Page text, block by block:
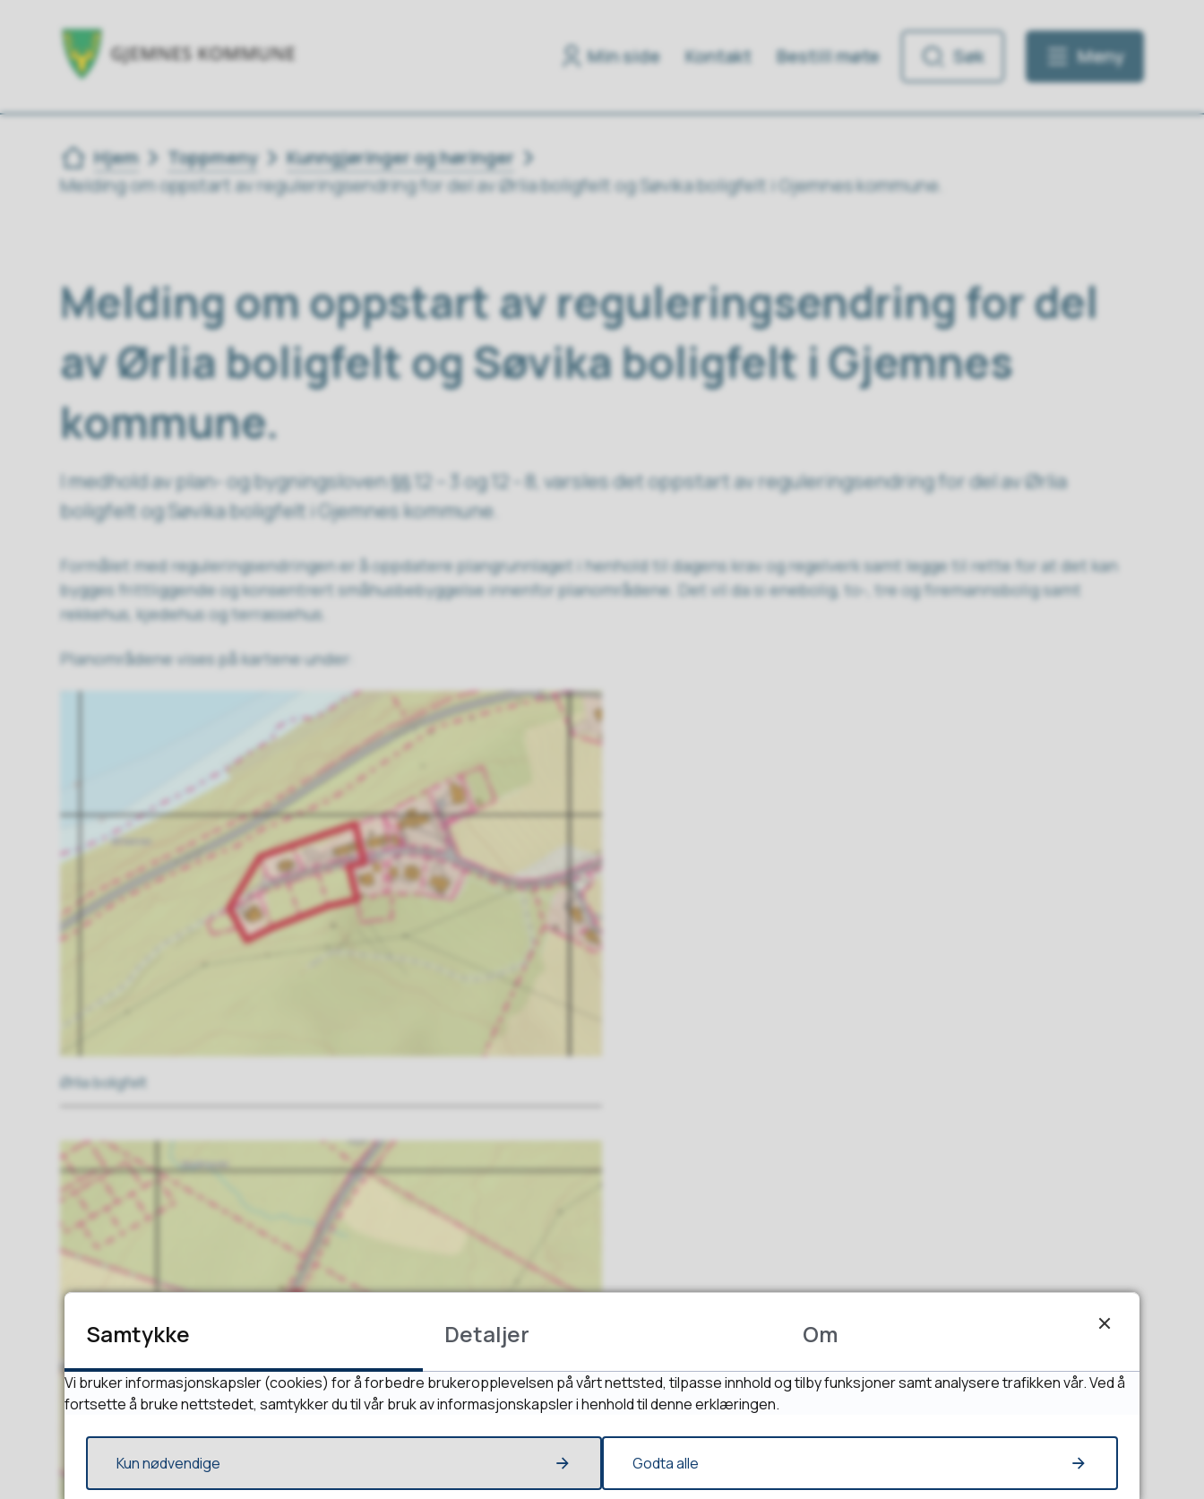
Min side Kontakt Bestill møte Søk Meny
Du er her:
Hjem Toppmeny
Kunngjøringer og høringer
Melding om oppstart av reguleringsendring for del av Ørlia boligfelt og Søvika boligfelt i Gjemnes kommune.
Melding om oppstart av reguleringsendring for del
av Ørlia boligfelt og Søvika boligfelt i Gjemnes
kommune.
I medhold av plan- og bygningsloven §§ 12 – 3 og 12 - 8, varsles det oppstart av reguleringsendring for del av Ørlia
boligfelt og Søvika boligfelt i Gjemnes kommune.
Formålet med reguleringsendringen er å oppdatere plangrunnlaget i henhold til dagens krav og regelverk samt legge til rette for at det kan
bygges frittliggende og konsentrert småhusbebyggelse innenfor planområdene. Det vil da si enebolig, to-, tre og firemannsbolig samt
rekkehus, kjedehus og terrassehus.
Planområdene vises på kartene under:
Ørlia boligfelt
Samtykke Detaljer Om
Vi bruker informasjonskapsler (cookies) for å forbedre brukeropplevelsen på vårt nettsted, tilpasse innhold og tilby funksjoner samt analysere trafikken vår. Ved å
fortsette å bruke nettstedet, samtykker du til vår bruk av informasjonskapsler i henhold til denne erklæringen.
Kun nødvendige Godta alle